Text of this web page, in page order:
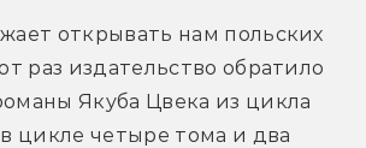
открывать нам польских
раз издательство обратило
Якуба Цвека из цикла
цикле четыре тома и два